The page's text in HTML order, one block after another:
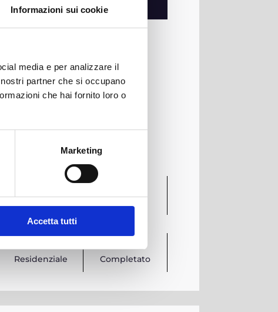
Informazioni sui cookie
media e per analizzare il
partner che si occupano
che hai fornito loro o
Marketing
Accetta tutti
sono:
LOCATION
Residenziale Completato